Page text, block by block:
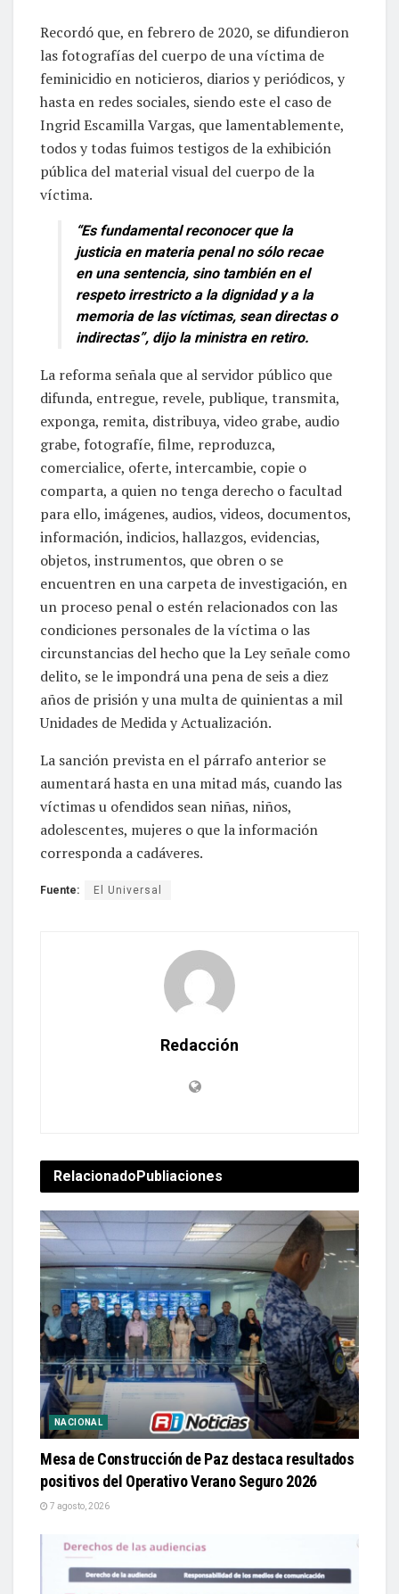
Recordó que, en febrero de 2020, se difundieron
las fotografías del cuerpo de una víctima de
feminicidio en noticieros, diarios y periódicos, y
hasta en redes sociales, siendo este el caso de
Ingrid Escamilla Vargas, que lamentablemente,
todos y todas fuimos testigos de la exhibición
pública del material visual del cuerpo de la
víctima.
“Es fundamental reconocer que la
justicia en materia penal no sólo recae
en una sentencia, sino también en el
respeto irrestricto a la dignidad y a la
memoria de las víctimas, sean directas o
indirectas”, dijo la ministra en retiro.
La reforma señala que al servidor público que
difunda, entregue, revele, publique, transmita,
exponga, remita, distribuya, video grabe, audio
grabe, fotografíe, filme, reproduzca,
comercialice, oferte, intercambie, copie o
comparta, a quien no tenga derecho o facultad
para ello, imágenes, audios, videos, documentos,
información, indicios, hallazgos, evidencias,
objetos, instrumentos, que obren o se
encuentren en una carpeta de investigación, en
un proceso penal o estén relacionados con las
condiciones personales de la víctima o las
circunstancias del hecho que la Ley señale como
delito, se le impondrá una pena de seis a diez
años de prisión y una multa de quinientas a mil
Unidades de Medida y Actualización.
La sanción prevista en el párrafo anterior se
aumentará hasta en una mitad más, cuando las
víctimas u ofendidos sean niñas, niños,
adolescentes, mujeres o que la información
corresponda a cadáveres.
Fuente: El Universal
Redacción
Relacionado Publiaciones
NACIONAL
Mesa de Construcción de Paz destaca resultados
positivos del Operativo Verano Seguro 2026
7 agosto, 2026